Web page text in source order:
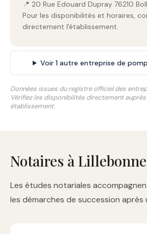
📍 20 Rue Edouard Dupray 76210
Pour les disponibilités et horaires,
directement l'établissement.
Voir 1 autre entreprise de
Données issues du registre officiel des
Vérifiez les disponibilités directement
établissement.
Notaires à Lillebonne
Les études notariales
les démarches de succession après